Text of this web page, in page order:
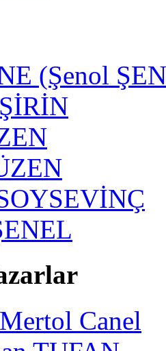
(Şenol
Canel